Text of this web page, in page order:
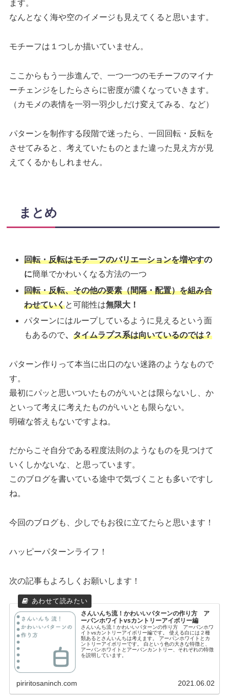
ます。
なんとなく海や空のイメージも見えてくると思います。
モチーフは１つしか描いていません。
ここからもう一歩進んで、一つ一つのモチーフのマイナ
ーチェンジをしたらさらに密度が濃くなっていきます。
（カモメの表情を一羽一羽少しだけ変えてみる、など）
パターンを制作する段階で迷ったら、一回回転・反転を
させてみると、考えていたものとまた違った見え方が見
えてくるかもしれません。
まとめ
回転・反転はモチーフのバリエーションを増やすの
に簡単でかわいくなる方法の一つ
回転・反転、その他の要素（間隔・配置）を組み合
わせていくと可能性は無限大！
パターンにはループしているように見えるという面
もあるので、タイムラプス系は向いているのでは？
パターン作りって本当に出口のない迷路のようなもので
す。
最初にパッと思いついたものがいいとは限らないし、か
といって考えに考えたものがいいとも限らない。
明確な答えもないですよね。
だからこそ自分である程度法則のようなものを見つけて
いくしかないな、と思っています。
このブログを書いている途中で気づくことも多いですし
ね。
今回のブログも、少しでもお役に立てたらと思います！
ハッピーパターンライフ！
次の記事もよろしくお願いします！
さんいんち流！かわいいパターンの作り方 ア
ーバンホワイトvsカントリーアイボリー編
さんいんち流！かわいいパターンの作り方 アーバンホワ
イトvsカントリーアイボリー編です。 使える白には２種
類あるとさんいんちは考えます。 アーバンホワイトとカ
ントリーアイボリーです。 白という色の大きな特徴と、
アーバンホワイトとアーバンカントリー、それぞれの特徴
を説明しています。
piriritosaninch.com 2021.06.02